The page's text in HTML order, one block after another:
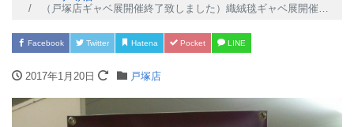
（戸塚店ギャベ展開催終了致しました）織絨毯ギャベ展開催中です！
Facebook Twitter Hatena Pocket LINE
2017年1月20日 戸塚店